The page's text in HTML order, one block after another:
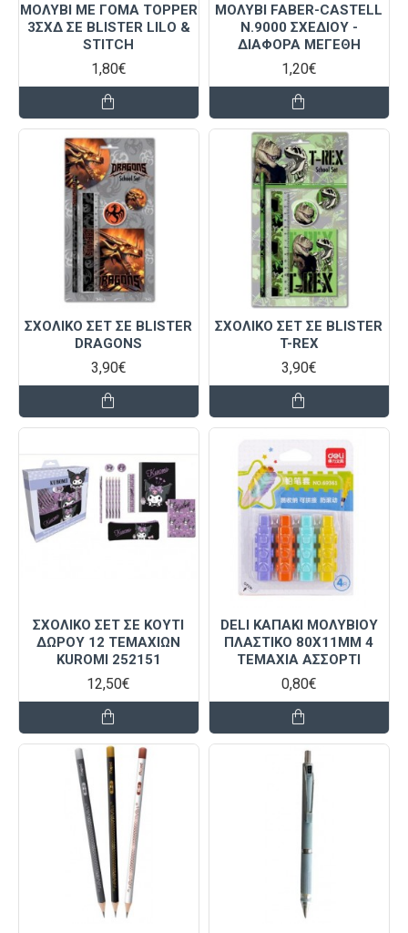
ΜΟΛΥΒΙ ΜΕ ΓΟΜΑ TOPPER
3ΣΧΔ ΣΕ BLISTER LILO &
STITCH
1,80€
ΜΟΛΥΒΙ FABER-CASTELL
N.9000 ΣΧΕΔΙΟΥ -
ΔΙΑΦΟΡΑ ΜΕΓΕΘΗ
1,20€
ΣΧΟΛΙΚΟ ΣΕΤ ΣΕ BLISTER
DRAGONS
3,90€
ΣΧΟΛΙΚΟ ΣΕΤ ΣΕ BLISTER
T-REX
3,90€
ΣΧΟΛΙΚΟ ΣΕΤ ΣΕ ΚΟΥΤΙ
ΔΩΡΟΥ 12 ΤΕΜΑΧΙΩΝ
KUROMI 252151
12,50€
DELI ΚΑΠΑΚΙ ΜΟΛΥΒΙΟΥ
ΠΛΑΣΤΙΚΟ 80X11MM 4
ΤΕΜΑΧΙΑ ΑΣΣΟΡΤΙ
0,80€